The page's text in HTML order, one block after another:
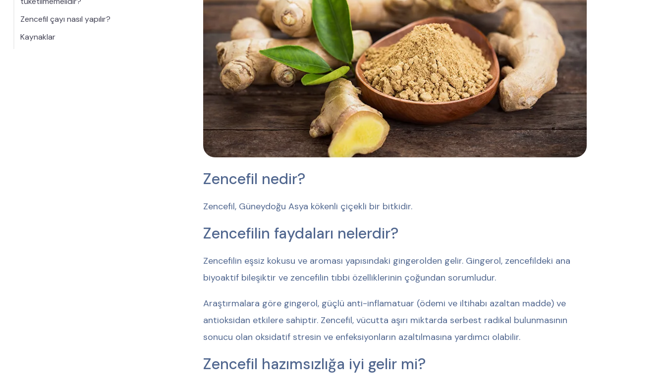
Zencefil çayı nasıl yapılır?
Kaynaklar
Zencefil nedir?
Zencefil, Güneydoğu Asya kökenli çiçekli bir bitkidir.
Zencefilin faydaları nelerdir?
Zencefilin eşsiz kokusu ve aroması yapısındaki gingerolden gelir. Gingerol, zencefildeki ana
biyoaktif bileşiktir ve zencefilin tıbbi özelliklerinin çoğundan sorumludur.
Araştırmalara göre gingerol, güçlü anti-inflamatuar (ödemi ve iltihabı azaltan madde) ve
antioksidan etkilere sahiptir. Zencefil, vücutta aşırı miktarda serbest radikal bulunmasının
sonucu olan oksidatif stresin ve enfeksiyonların azaltılmasına yardımcı olabilir.
Zencefil hazımsızlığa iyi gelir mi?